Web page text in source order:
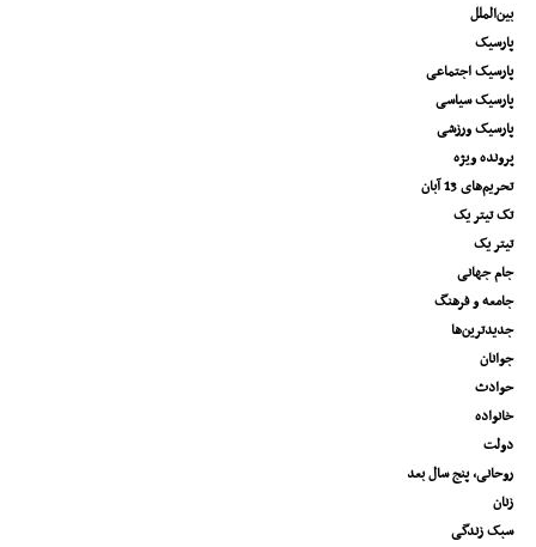
بین‌الملل
پارسیک
پارسیک اجتماعی
پارسیک سیاسی
پارسیک ورزشی
پرونده ویژه
تحریم‌های 13 آبان
تک تیتر یک
تیتر یک
جام جهانی
جامعه و فرهنگ
جدیدترین‌ها
جوانان
حوادث
خانواده
دولت
روحانی، پنج سال بعد
زنان
سبک زندگی